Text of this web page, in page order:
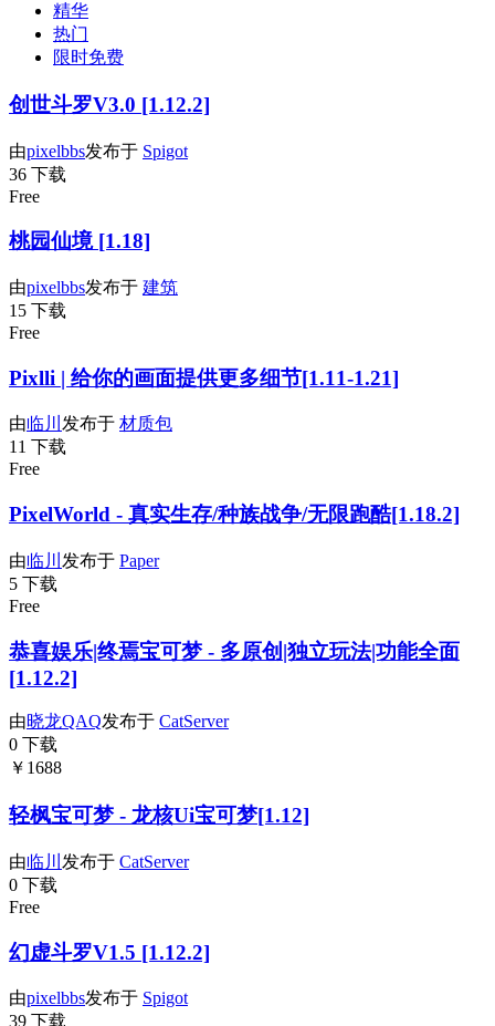
精华
热门
限时免费
创世斗罗V3.0 [1.12.2]
由pixelbbs发布于 Spigot
36 下载
Free
桃园仙境 [1.18]
由pixelbbs发布于 建筑
15 下载
Free
Pixlli | 给你的画面提供更多细节[1.11-1.21]
由临川 发布于 材质包
11 下载
Free
PixelWorld - 真实生存/种族战争/无限跑酷[1.18.2]
由临川 发布于 Paper
5 下载
Free
恭喜娱乐|终焉宝可梦 - 多原创|独立玩法|功能全面
[1.12.2]
由晓龙QAQ发布于 CatServer
0 下载
￥1688
轻枫宝可梦 - 龙核Ui宝可梦[1.12]
由临川 发布于 CatServer
0 下载
Free
幻虚斗罗V1.5 [1.12.2]
由pixelbbs发布于 Spigot
39 下载